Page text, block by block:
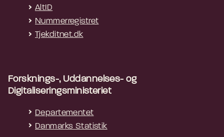
AltID
Nummerregistret
Tjekditnet.dk
Forsknings-, Uddannelses- og
Digitaliseringsministeriet
Departementet
Danmarks Statistik